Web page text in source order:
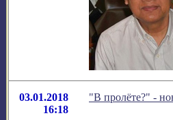
03.01.2018
16:18
"В пролёте?" -